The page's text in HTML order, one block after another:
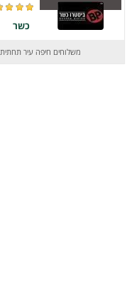
כשר
משלוחים חיפה עיר תחתית